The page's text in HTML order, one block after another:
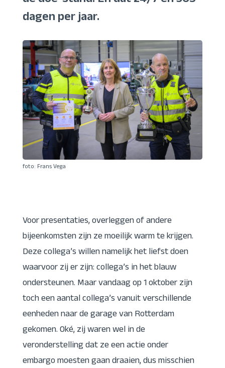
dagen per jaar.
foto: Frans Vega
Voor presentaties, overleggen of andere
bijeenkomsten zijn ze moeilijk warm te krijgen.
Deze collega’s willen namelijk het liefst doen
waarvoor zij er zijn: collega’s in het blauw
ondersteunen. Maar vandaag op 1 oktober zijn
toch een aantal collega’s vanuit verschillende
eenheden naar de garage van Rotterdam
gekomen. Oké, zij waren wel in de
veronderstelling dat ze een actie onder
embargo moesten gaan draaien, dus misschien